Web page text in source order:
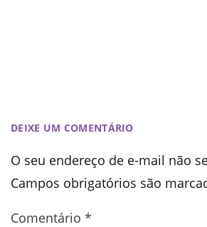
DEIXE UM COMENTÁRIO
O seu endereço de e-mail não
Campos obrigatórios são
Comentário *